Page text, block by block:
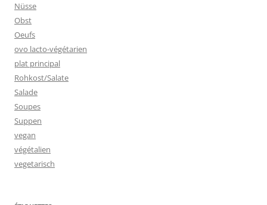
Nüsse
Obst
Oeufs
ovo lacto-végétarien
plat principal
Rohkost/Salate
Salade
Soupes
Suppen
vegan
végétalien
vegetarisch